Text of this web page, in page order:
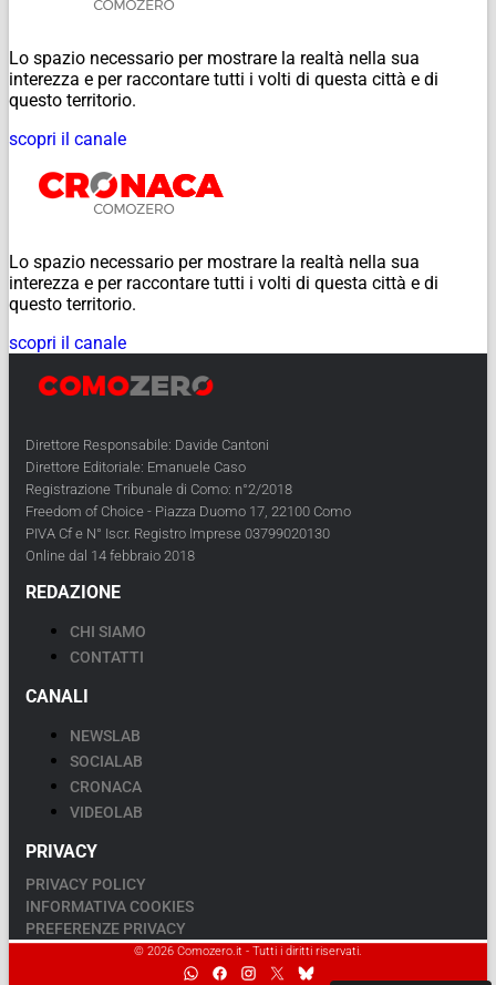
Lo spazio necessario per mostrare la realtà nella sua
interezza e per raccontare tutti i volti di questa città e di
questo territorio.
scopri il canale
Lo spazio necessario per mostrare la realtà nella sua
interezza e per raccontare tutti i volti di questa città e di
questo territorio.
scopri il canale
Direttore Responsabile: Davide Cantoni
Direttore Editoriale: Emanuele Caso
Registrazione Tribunale di Como: n°2/2018
Freedom of Choice - Piazza Duomo 17, 22100 Como
PIVA Cf e N° Iscr. Registro Imprese 03799020130
Online dal 14 febbraio 2018
REDAZIONE
CHI SIAMO
CONTATTI
CANALI
NEWSLAB
SOCIALAB
CRONACA
VIDEOLAB
PRIVACY
PRIVACY POLICY
INFORMATIVA COOKIES
PREFERENZE PRIVACY
© 2026 Comozero.it - Tutti i diritti riservati.